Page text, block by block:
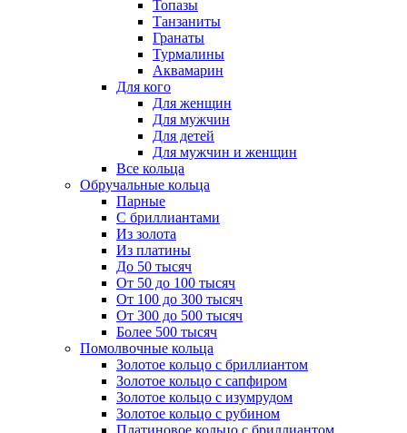
Топазы
Танзаниты
Гранаты
Турмалины
Аквамарин
Для кого
Для женщин
Для мужчин
Для детей
Для мужчин и женщин
Все кольца
Обручальные кольца
Парные
С бриллиантами
Из золота
Из платины
До 50 тысяч
От 50 до 100 тысяч
От 100 до 300 тысяч
От 300 до 500 тысяч
Более 500 тысяч
Помолвочные кольца
Золотое кольцо с бриллиантом
Золотое кольцо с сапфиром
Золотое кольцо с изумрудом
Золотое кольцо с рубином
Платиновое кольцо с бриллиантом